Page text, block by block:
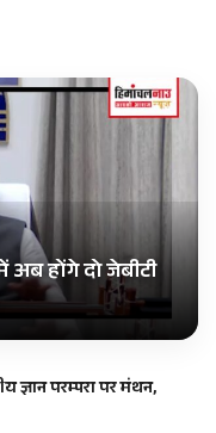
अब होंगे दो जेबीटी
ज्ञान परम्परा पर मंथन,